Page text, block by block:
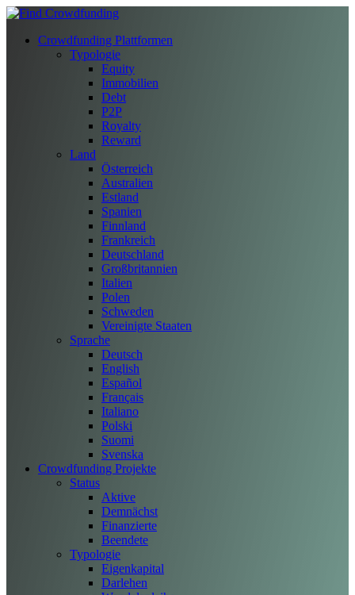
Crowdfunding Plattformen
Typologie
Equity
Immobilien
Debt
P2P
Royalty
Reward
Land
Österreich
Australien
Estland
Spanien
Finnland
Frankreich
Deutschland
Großbritannien
Italien
Polen
Schweden
Vereinigte Staaten
Sprache
Deutsch
English
Español
Français
Italiano
Polski
Suomi
Svenska
Crowdfunding Projekte
Status
Aktive
Demnächst
Finanzierte
Beendete
Typologie
Eigenkapital
Darlehen